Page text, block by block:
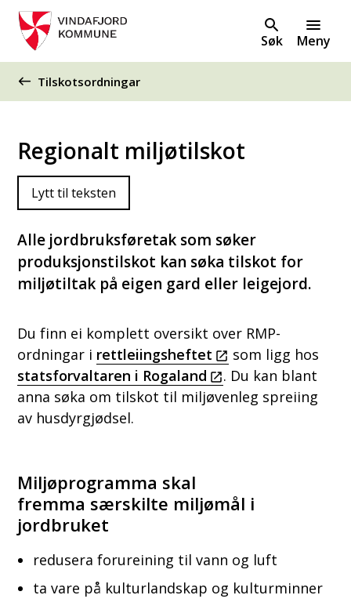
Søk Meny
Du er her:
Tilskotsordningar
Regionalt miljøtilskot
Lytt til teksten
Alle jordbruksføretak som søker
produksjonstilskot kan søka tilskot for
miljøtiltak på eigen gard eller leigejord.
Du finn ei komplett oversikt over RMP-
ordningar i rettleiingsheftet
som ligg hos
statsforvaltaren i Rogaland
. Du kan blant
anna søka om tilskot til miljøvenleg spreiing
av husdyrgjødsel.
Miljøprogramma skal
fremma særskilte miljømål i
jordbruket
redusera forureining til vann og luft
ta vare på kulturlandskap og kulturminner